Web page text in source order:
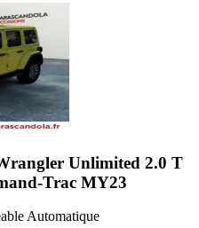
Unlimited 2.0 T
Trac MY23
Automatique